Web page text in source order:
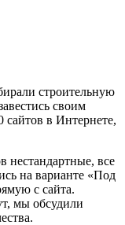
строительную
своим
в Интернете,
нестандартные, все
на варианте «Под
с сайта.
мы обсудили